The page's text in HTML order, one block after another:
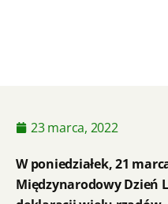
23 marca, 2022
W poniedziałek, 21
Międzynarodowy Dzień